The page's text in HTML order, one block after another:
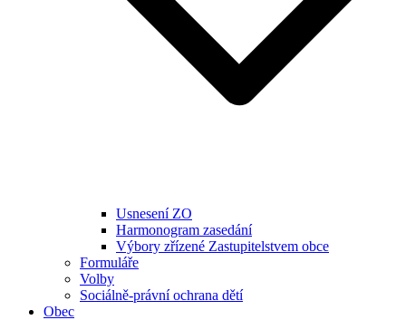
Usnesení ZO
Harmonogram zasedání
Výbory zřízené Zastupitelstvem obce
Formuláře
Volby
Sociálně-právní ochrana dětí
Obec